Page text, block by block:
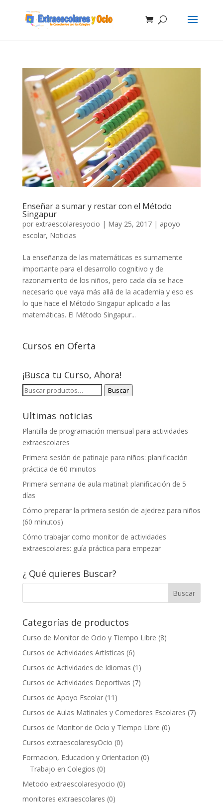
Enseñar a sumar y restar con el Método
Singapur
por extraescolaresyocio | May 25, 2017| apoyo
escolar, Noticias
La enseñanza de las matemáticas es sumamente
importante para el desarrollo cognitivo y de
razonamiento de los niños, pero cada día se hace
necesario que vaya más allá de la academia y eso es
lo que hace el Método Singapur aplicado a las
matemáticas. El Método Singapur...
Cursos en Oferta
¡Busca tu Curso, Ahora!
BUSCAR
Buscar
Ultimas noticias
Plantilla de programación mensual para actividades
extraescolares
Primera sesión de patinaje para niños: planificación
práctica de 60 minutos
Primera semana de aula matinal: planificación de 5
días
Cómo preparar la primera sesión de ajedrez para niños
(60 minutos)
Cómo trabajar como monitor de actividades
extraescolares: guía práctica para empezar
¿ Qué quieres Buscar?
Categorías de productos
Curso de Monitor de Ocio y Tiempo Libre (8)
Cursos de Actividades Artísticas (6)
Cursos de Actividades de Idiomas (1)
Cursos de Actividades Deportivas (7)
Cursos de Apoyo Escolar (11)
Cursos de Aulas Matinales y Comedores Escolares (7)
Cursos de Monitor de Ocio y Tiempo Libre (0)
Cursos extraescolaresyOcio (0)
Formacion, Educacion y Orientacion (0)
Trabajo en Colegios (0)
Metodo extraescolaresyocio (0)
monitores extraescolares (0)